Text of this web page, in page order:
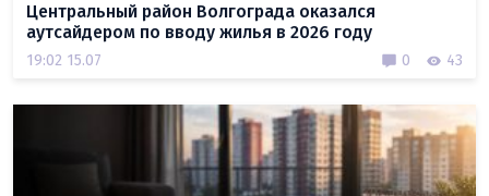
Центральный район Волгограда оказался
аутсайдером по вводу жилья в 2026 году
19:02 15.07 0 43